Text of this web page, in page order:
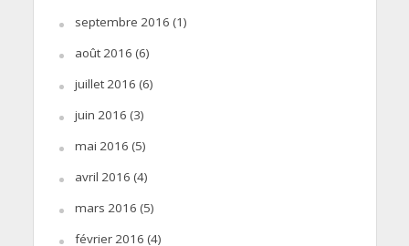
septembre 2016 (1)
août 2016 (6)
juillet 2016 (6)
juin 2016 (3)
mai 2016 (5)
avril 2016 (4)
mars 2016 (5)
février 2016 (4)